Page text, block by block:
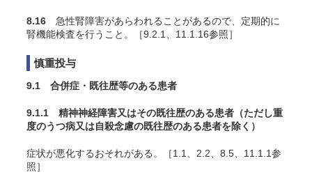
8.16 急性腎障害があらわれることがあるので、定期的に
腎機能検査を行うこと。［9.2.1、11.1.16参照］
慎重投与
9.1 合併症・既往歴等のある患者
9.1.1 精神神経障害又はその既往歴のある患者（ただし重
度のうつ病又は自殺念慮の既往歴のある患者を除く）
症状が悪化するおそれがある。［1.1、2.2、8.5、11.1.1参
照］